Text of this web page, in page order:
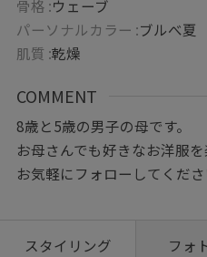
骨格 :ウェーブ
パーソナルカラー :ブルべ夏
肌質 :乾燥
COMMENT
8歳と5歳の男子の母です。
お母さんでも好きなお洋服
お気軽にフォローしてくださ
スタイリング フォ